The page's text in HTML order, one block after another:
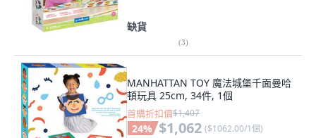
缺貨
(3)
MANHATTAN TOY 魔法城堡千面曼哈
頓玩具 25cm, 34件, 1個
首購折扣價$1,407
24% $1,062 ($1062.00/1個)